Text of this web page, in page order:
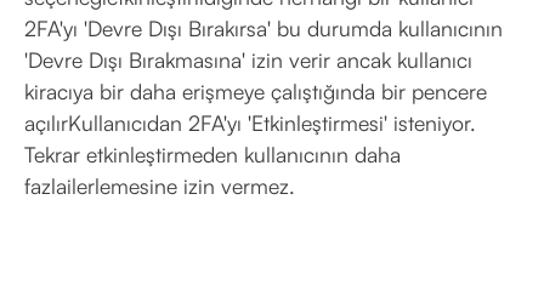
2FA'yı 'Devre Dışı Bırakırsa' bu durumda kullanıcının
'Devre Dışı Bırakmasına' izin verir ancak kullanıcı
kiracıya bir daha erişmeye çalıştığında bir pencere
açılırKullanıcıdan 2FA'yı 'Etkinleştirmesi' isteniyor.
Tekrar etkinleştirmeden kullanıcının daha
fazlailerlemesine izin vermez.